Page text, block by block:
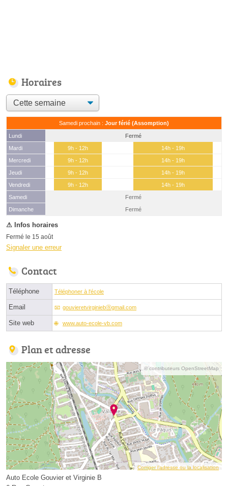
Horaires
Samedi prochain : Jour férié (Assomption)
Lundi
Fermé
Mardi
9h - 12h
14h - 19h
Mercredi
9h - 12h
14h - 19h
Jeudi
9h - 12h
14h - 19h
Vendredi
9h - 12h
14h - 19h
Samedi
(15 août)
Fermé
Dimanche
Fermé
Fermé le 15 août
Signaler une erreur
Contact
Téléphone Téléphoner à l'école
Email gouvieretvirginiebⓐgmail.com
Site web www.auto-ecole-vb.com
Plan et adresse
© contributeurs OpenStreetMap
Corriger l’adresse ou la localisation
Auto Ecole Gouvier et Virginie B